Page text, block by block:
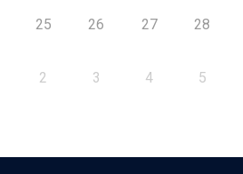
25 26 27 28
2 3 4 5